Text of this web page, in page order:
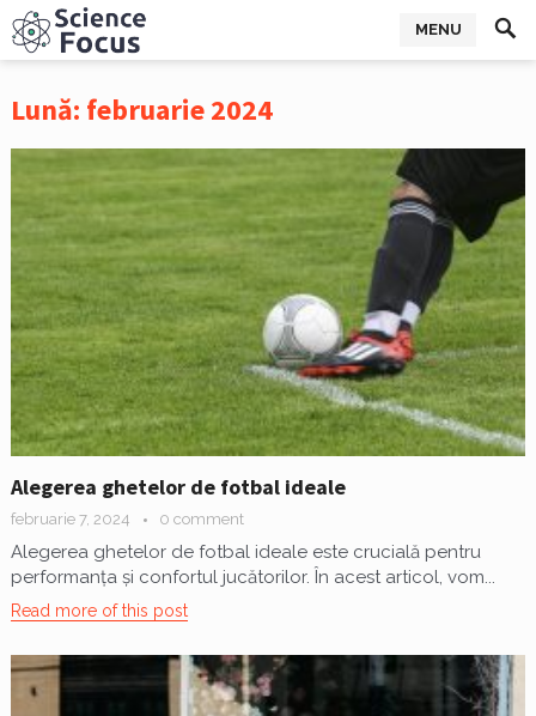
MENU
Lună: februarie 2024
Alegerea ghetelor de fotbal ideale
februarie 7, 2024 0 comment
Alegerea ghetelor de fotbal ideale este crucială pentru
performanța și confortul jucătorilor. În acest articol, vom...
Read more of this post